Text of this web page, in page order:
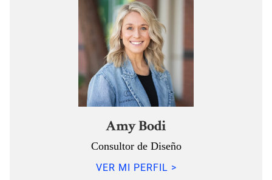
Amy Bodi
Consultor de Diseño
VER MI PERFIL >